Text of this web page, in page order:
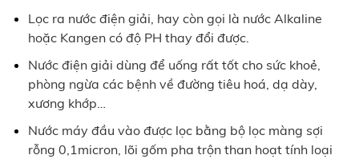
Lọc ra nước điện giải, hay còn gọi là nước Alkaline
hoặc Kangen có độ PH thay đổi được.
Nước điện giải dùng để uống rất tốt cho sức khoẻ,
phòng ngừa các bệnh về đường tiêu hoá, dạ dày,
xương khớp…
Nước máy đầu vào được lọc bằng bộ lọc màng sợi
rỗng 0,1micron, lõi gốm pha trộn than hoạt tính loại